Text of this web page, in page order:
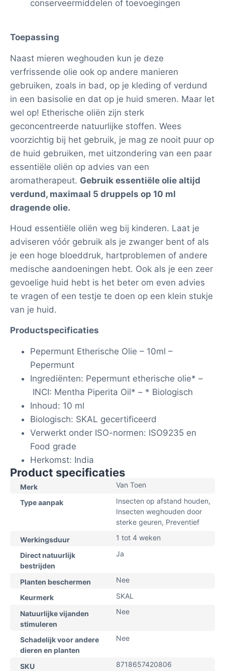
conserveermiddelen of toevoegingen
Toepassing
Naast mieren weghouden kun je deze
verfrissende olie ook op andere manieren
gebruiken, zoals in bad, op je kleding of verdund
in een basisolie en dat op je huid smeren. Maar let
wel op! Etherische oliën zijn sterk
geconcentreerde natuurlijke stoffen. Wees
voorzichtig bij het gebruik, je mag ze nooit puur op
de huid gebruiken, met uitzondering van een paar
essentiële oliën op advies van een
aromatherapeut. Gebruik essentiële olie altijd
verdund, maximaal 5 druppels op 10 ml
dragende olie.
Houd essentiële oliën weg bij kinderen. Laat je
adviseren vóór gebruik als je zwanger bent of als
je een hoge bloeddruk, hartproblemen of andere
medische aandoeningen hebt. Ook als je een zeer
gevoelige huid hebt is het beter om even advies
te vragen of een testje te doen op een klein stukje
van je huid.
Productspecificaties
Pepermunt Etherische Olie – 10ml –
Pepermunt
Ingrediënten: Pepermunt etherische olie* –
INCI: Mentha Piperita Oil* – * Biologisch
Inhoud: 10 ml
Biologisch: SKAL gecertificeerd
Verwerkt onder ISO-normen: ISO9235 en
Food grade
Herkomst: India
Product specificaties
Merk Van Toen
Type aanpak
Insecten op afstand houden,
Insecten weghouden door
sterke geuren, Preventief
Werkingsduur 1 tot 4 weken
Direct natuurlijk
bestrijden
Ja
Planten beschermen Nee
Keurmerk SKAL
Natuurlijke vijanden
stimuleren
Nee
Schadelijk voor andere
dieren en planten
Nee
SKU 8718657420806